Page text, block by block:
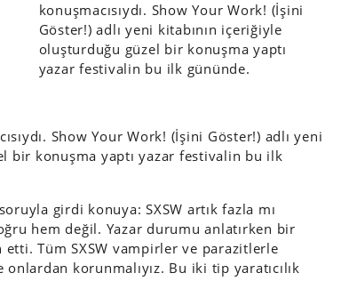
konuşmacısıydı. Show Your Work! (İşini
Göster!) adlı yeni kitabının içeriğiyle
oluşturduğu güzel bir konuşma yaptı
yazar festivalin bu ilk gününde.
Show Your Work! (İşini Göster!) adlı yeni
bir konuşma yaptı yazar festivalin bu ilk
girdi konuya: SXSW artık fazla mı
hem değil. Yazar durumu anlatırken bir
Tüm SXSW vampirler ve parazitlerle
korunmalıyız. Bu iki tip yaratıcılık